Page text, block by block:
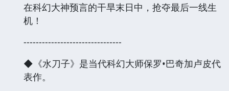
在科幻大神预言的干旱末日中，抢夺最后一线生
机！
--------------------------------
◆《水刀子》是当代科幻大师保罗•巴奇加卢皮代
表作。